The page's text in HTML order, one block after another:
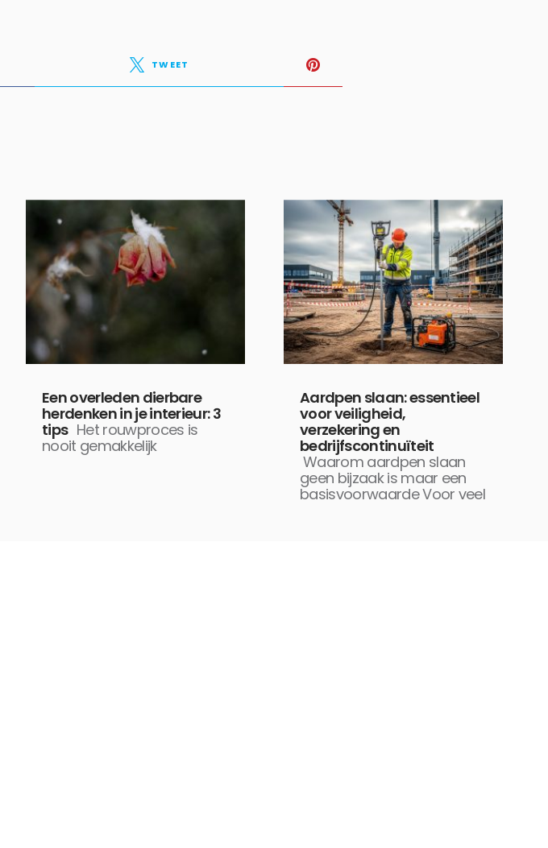
TWEET
Een overleden dierbare
herdenken in je interieur: 3
tips Het rouwproces is
nooit gemakkelijk
Aardpen slaan: essentieel
voor veiligheid,
verzekering en
bedrijfscontinuïteit
Waarom aardpen slaan
geen bijzaak is maar een
basisvoorwaarde Voor veel